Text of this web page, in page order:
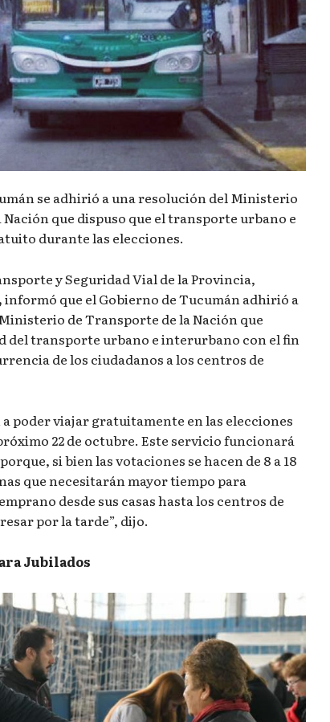
se adhirió a una resolución del Ministerio
que dispuso que el transporte urbano e
durante las elecciones.
y Seguridad Vial de la Provincia,
informó que el Gobierno de Tucumán adhirió a
de Transporte de la Nación que
del transporte urbano e interurbano con el fin
de los ciudadanos a los centros de
poder viajar gratuitamente en las elecciones
22 de octubre. Este servicio funcionará
si bien las votaciones se hacen de 8 a 18
que necesitarán mayor tiempo para
desde sus casas hasta los centros de
por la tarde”, dijo.
Jubilados